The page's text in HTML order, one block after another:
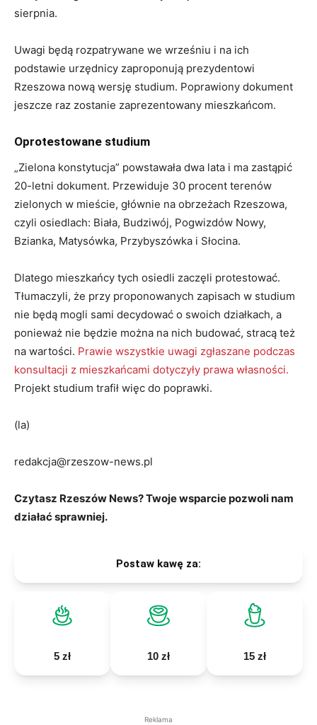
sierpnia.
Uwagi będą rozpatrywane we wrześniu i na ich
podstawie urzędnicy zaproponują prezydentowi
Rzeszowa nową wersję studium. Poprawiony dokument
jeszcze raz zostanie zaprezentowany mieszkańcom.
Oprotestowane studium
„Zielona konstytucja” powstawała dwa lata i ma zastąpić
20-letni dokument. Przewiduje 30 procent terenów
zielonych w mieście, głównie na obrzeżach Rzeszowa,
czyli osiedlach: Biała, Budziwój, Pogwizdów Nowy,
Bzianka, Matysówka, Przybyszówka i Słocina.
Dlatego mieszkańcy tych osiedli zaczęli protestować.
Tłumaczyli, że przy proponowanych zapisach w studium
nie będą mogli sami decydować o swoich działkach, a
ponieważ nie będzie można na nich budować, stracą też
na wartości. Prawie wszystkie uwagi zgłaszane podczas
konsultacji z mieszkańcami dotyczyły prawa własności.
Projekt studium trafił więc do poprawki.
(la)
redakcja@rzeszow-news.pl
Czytasz Rzeszów News? Twoje wsparcie pozwoli nam
działać sprawniej.
Postaw kawę za:
5 zł 10 zł 15 zł
Reklama